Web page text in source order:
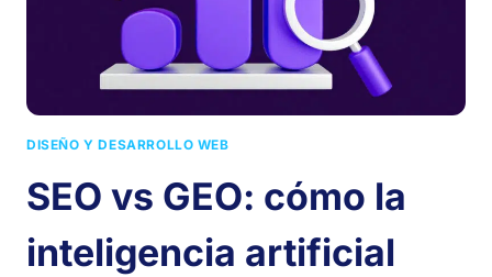
EMPRESA
RENOVARLA
DISEÑO Y DESARROLLO WEB
SEO vs GEO: cómo la
inteligencia artificial